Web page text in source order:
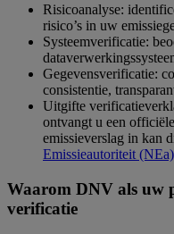
Risicoanalyse:
risico’s in uw
Systeemverificatie:
Gegevensverificatie:
consistentie,
Uitgifte
ontvangt u een
emissieverslag in kan
Emissieautoriteit (NEa)
Waarom DNV als uw
verificatie